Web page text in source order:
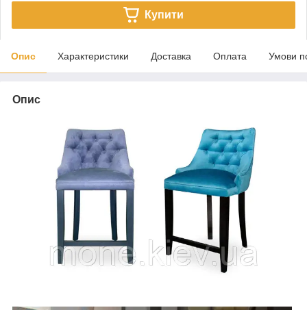
Купити
Опис Характеристики Доставка Оплата Умови
Опис